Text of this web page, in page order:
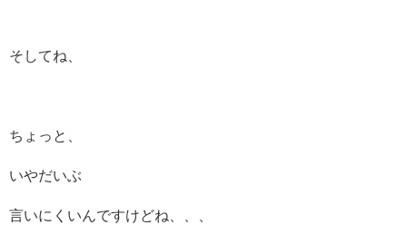
そしてね、
ちょっと、
いやだいぶ
言いにくいんですけどね、、、